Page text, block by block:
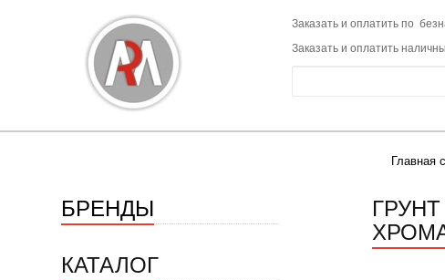
Заказать и оплатить по
Заказать и оплатить
Главная
БРЕНДЫ
КАТАЛОГ